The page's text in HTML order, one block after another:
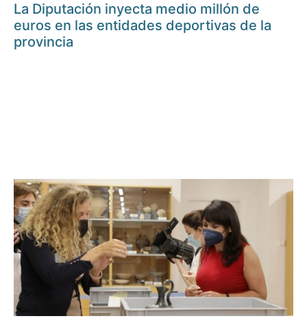
La Diputación inyecta medio millón de
euros en las entidades deportivas de la
provincia